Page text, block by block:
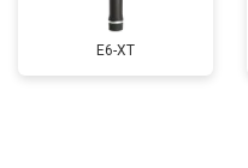
E6-XT